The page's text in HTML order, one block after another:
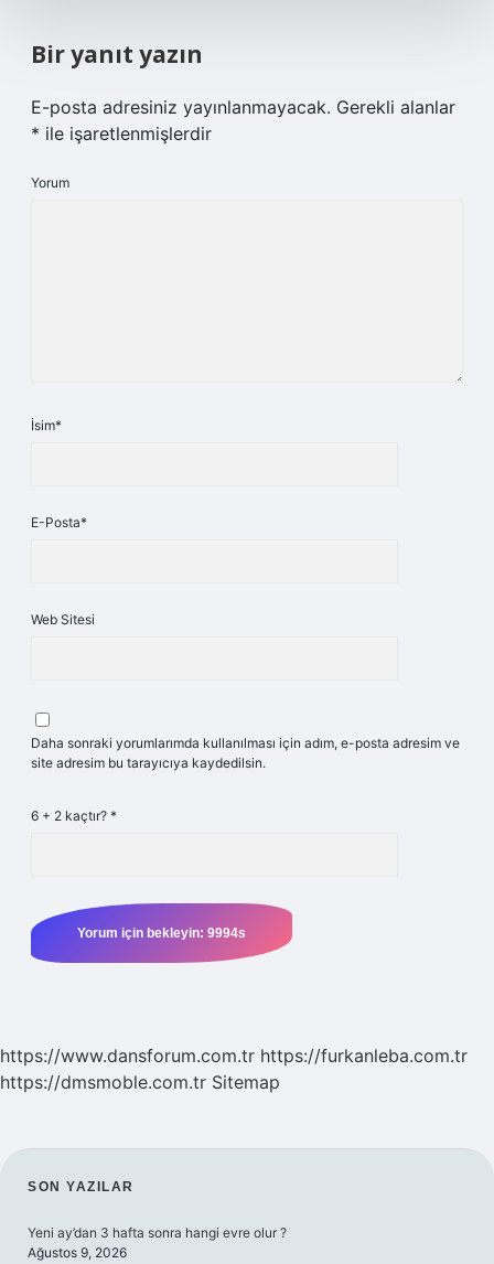
Bir yanıt yazın
E-posta adresiniz yayınlanmayacak. Gerekli alanlar
* ile işaretlenmişlerdir
Yorum
İsim*
E-Posta*
Web Sitesi
Daha sonraki yorumlarımda kullanılması için adım, e-posta adresim ve
site adresim bu tarayıcıya kaydedilsin.
6 + 2 kaçtır? *
https://www.dansforum.com.tr https://furkanleba.com.tr
https://dmsmoble.com.tr Sitemap
SIDEBAR
SON YAZILAR
Yeni ay’dan 3 hafta sonra hangi evre olur ?
Ağustos 9, 2026